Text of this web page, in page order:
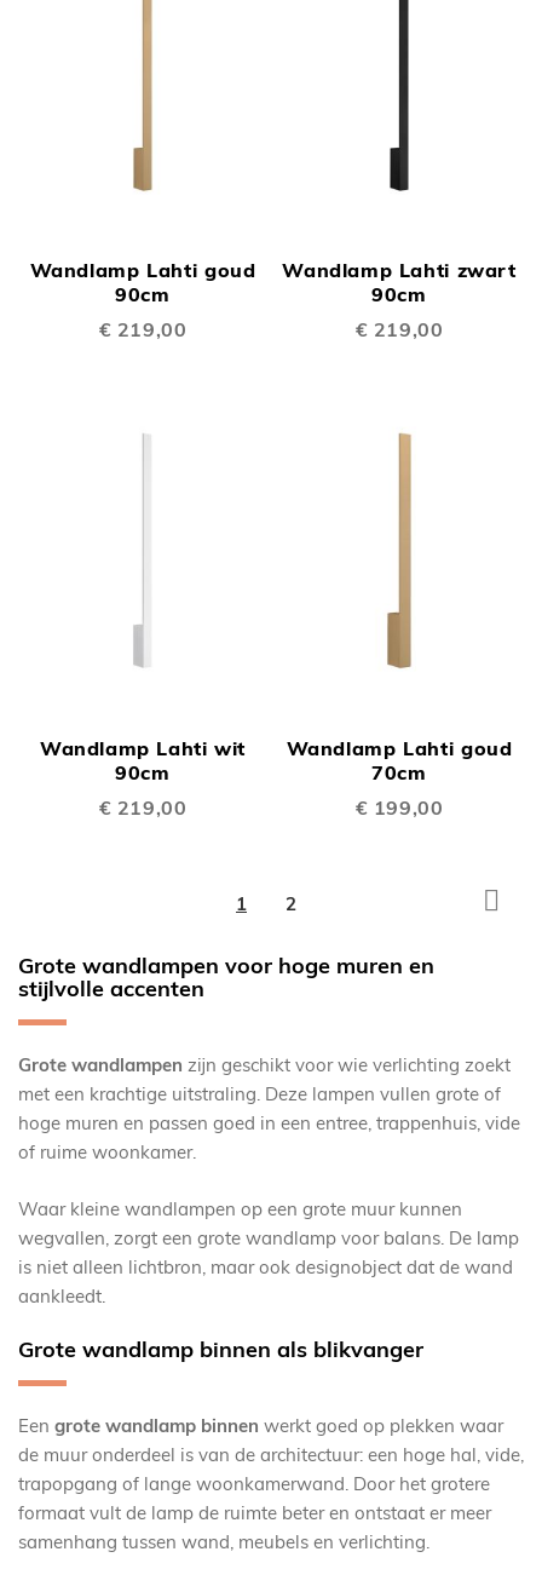
Wandlamp Lahti goud
90cm
€ 219,00
Wandlamp Lahti zwart
90cm
€ 219,00
Wandlamp Lahti wit
90cm
€ 219,00
Wandlamp Lahti goud
70cm
€ 199,00
Pagina
U
momenteel
1 Pagina
2
Grote wandlampen voor hoge muren en
stijlvolle accenten
Grote wandlampen zijn geschikt voor wie verlichting zoekt
met een krachtige uitstraling. Deze lampen vullen grote of
hoge muren en passen goed in een entree, trappenhuis, vide
of ruime woonkamer.
Waar kleine wandlampen op een grote muur kunnen
wegvallen, zorgt een grote wandlamp voor balans. De lamp
is niet alleen lichtbron, maar ook designobject dat de wand
aankleedt.
Grote wandlamp binnen als blikvanger
Een grote wandlamp binnen werkt goed op plekken waar
de muur onderdeel is van de architectuur: een hoge hal, vide,
trapopgang of lange woonkamerwand. Door het grotere
formaat vult de lamp de ruimte beter en ontstaat er meer
samenhang tussen wand, meubels en verlichting.